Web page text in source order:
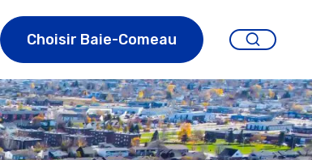
Choisir Baie-Comeau